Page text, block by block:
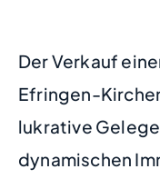
Der Verkauf
Efringen-
lukrative
dynamischen